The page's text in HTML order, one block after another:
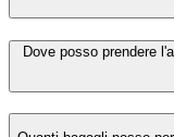
Dove posso prendere